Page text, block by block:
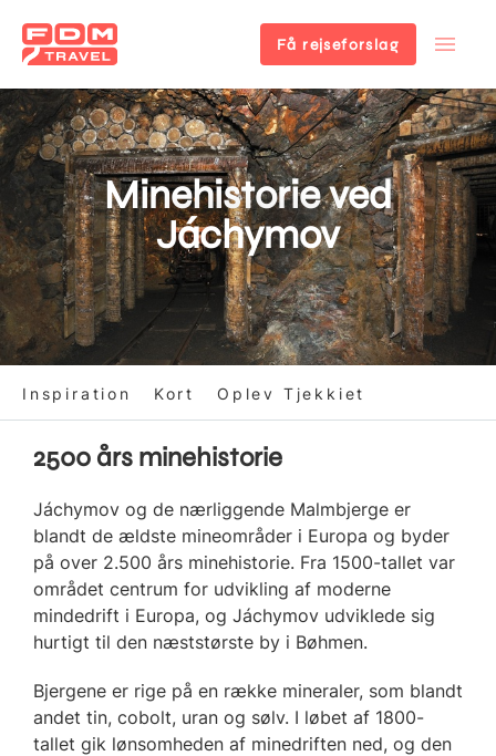
Gå
til
hovedindhold
Få rejseforslag
Minehistorie ved
Jáchymov
Inspiration Kort Oplev Tjekkiet
2500 års minehistorie
Jáchymov og de nærliggende Malmbjerge er
blandt de ældste mineområder i Europa og byder
på over 2.500 års minehistorie. Fra 1500-tallet var
området centrum for udvikling af moderne
mindedrift i Europa, og Jáchymov udviklede sig
hurtigt til den næststørste by i Bøhmen.
Bjergene er rige på en række mineraler, som blandt
andet tin, cobolt, uran og sølv. I løbet af 1800-
tallet gik lønsomheden af minedriften ned, og den